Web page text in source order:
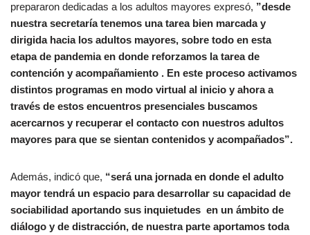
prepararon dedicadas a los adultos mayores expresó, ”desde
nuestra secretaría tenemos una tarea bien marcada y
dirigida hacia los adultos mayores, sobre todo en esta
etapa de pandemia en donde reforzamos la tarea de
contención y acompañamiento . En este proceso activamos
distintos programas en modo virtual al inicio y ahora a
través de estos encuentros presenciales buscamos
acercarnos y recuperar el contacto con nuestros adultos
mayores para que se sientan contenidos y acompañados”.
Además, indicó que, “será una jornada en donde el adulto
mayor tendrá un espacio para desarrollar su capacidad de
sociabilidad aportando sus inquietudes en un ámbito de
diálogo y de distracción, de nuestra parte aportamos toda